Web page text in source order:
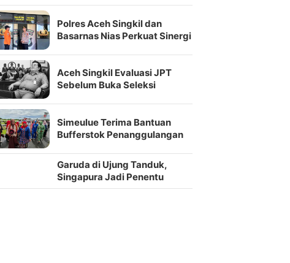
Polres Aceh Singkil dan
Basarnas Nias Perkuat Sinergi
Aceh Singkil Evaluasi JPT
Sebelum Buka Seleksi
Simeulue Terima Bantuan
Bufferstok Penanggulangan
Garuda di Ujung Tanduk,
Singapura Jadi Penentu
Semifinal